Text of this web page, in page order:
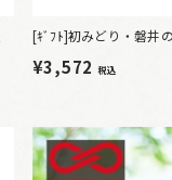
[ｷﾞﾌﾄ]初みどり・磐井
¥3,572 税込